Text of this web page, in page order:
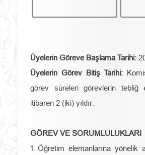
Üyelerin Göreve Başlama Tarihi:
Üyelerin Görev Bitiş Tarihi:
görev süreleri görevlerin tebliğ
itibaren 2 (iki) yıldır.
GÖREV VE SORUMLULUKLARI
Öğretim elemanlarına yönelik